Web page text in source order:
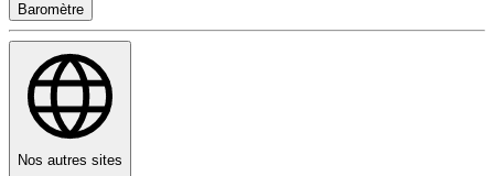
Baromètre
Nos autres sites